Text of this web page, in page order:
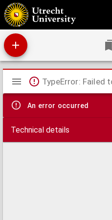
Tekening van een affuit tot yser canon a 18
grootte.
Mirador
viewer
TypeError: Failed
An error occurred
Technical details